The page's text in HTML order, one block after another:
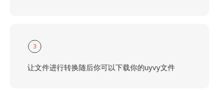
3
让文件进行转换随后你可以下载你的uyvy文件